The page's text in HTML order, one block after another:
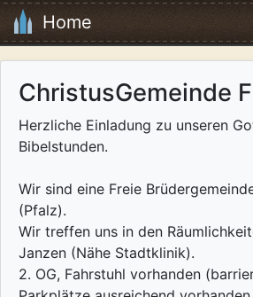
Home
ChristusGemeinde
Herzliche Einladung zu unseren
Bibelstunden.
Wir sind eine Freie
(Pfalz).
Wir treffen uns in den
Janzen (Nähe Stadtklinik).
2. OG, Fahrstuhl vorhanden